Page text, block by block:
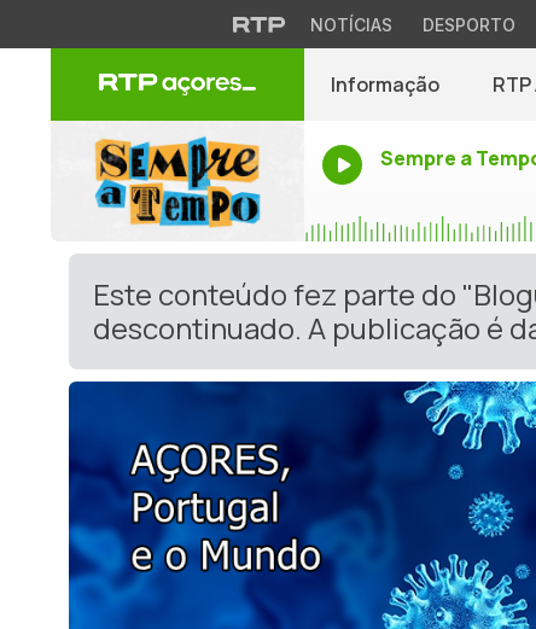
NOTÍCIAS DESPORTO
Informação
Sempre a
Este conteúdo fez parte do
descontinuado. A publicação é